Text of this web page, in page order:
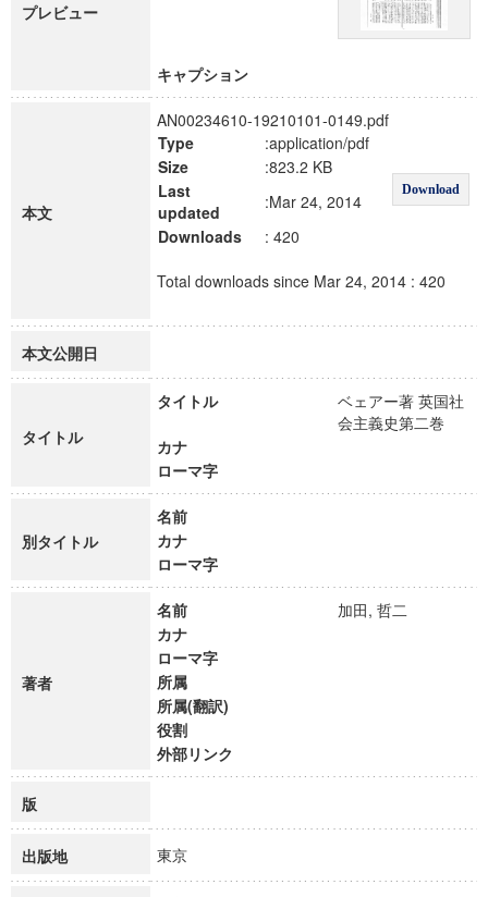
プレビュー
キャプション
本文
AN00234610-19210101-0149.pdf
Type
:application/pdf
Download
Size
:823.2 KB
Last
updated
:Mar 24, 2014
Downloads
: 420
Total downloads since Mar 24, 2014 : 420
本文公開日
タイトル
タイトル
ベェアー著 英国社
会主義史第二巻
カナ
ローマ字
別タイトル
名前
カナ
ローマ字
著者
名前
加田, 哲二
カナ
ローマ字
所属
所属(翻訳)
役割
外部リンク
版
出版地 東京